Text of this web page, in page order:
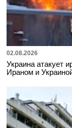
02.08.2026
Украина атакует
Ираном и